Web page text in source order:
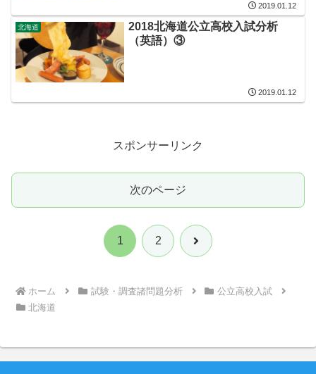
2019.01.12
北海道
2018北海道公立高校入試分析
（英語）③
2019.01.12
スポンサーリンク
次のページ
1 2 次
ホーム 試験・調査諸問題分析
公立高校入試
北海道